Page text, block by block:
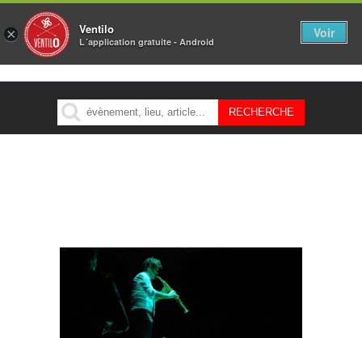
MENU
× Ventilo
L´application gratuite - Android
Voir